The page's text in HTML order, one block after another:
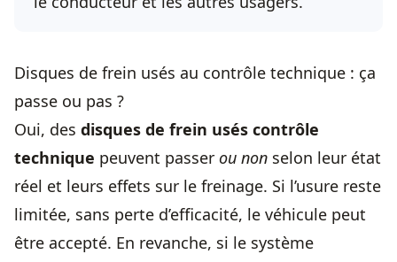
Disques de frein usés au contrôle technique : ça
passe ou pas ?
Oui, des disques de frein usés contrôle
technique peuvent passer ou non selon leur état
réel et leurs effets sur le freinage. Si l’usure reste
limitée, sans perte d’efficacité, le véhicule peut
être accepté. En revanche, si le système